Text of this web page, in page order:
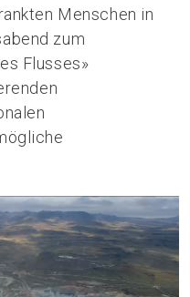
Menschen in
zum
Flusses»